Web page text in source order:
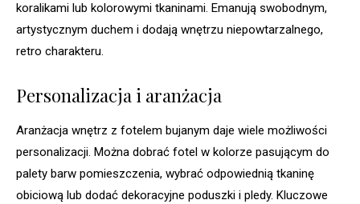
koralikami lub kolorowymi tkaninami. Emanują swobodnym,
artystycznym duchem i dodają wnętrzu niepowtarzalnego,
retro charakteru.
Personalizacja i aranżacja
Aranżacja wnętrz z fotelem bujanym daje wiele możliwości
personalizacji. Można dobrać fotel w kolorze pasującym do
palety barw pomieszczenia, wybrać odpowiednią tkaninę
obiciową lub dodać dekoracyjne poduszki i pledy. Kluczowe